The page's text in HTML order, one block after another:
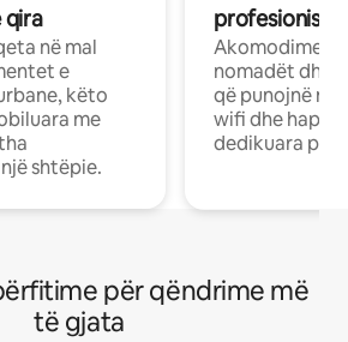
qira
në mal
e
këto
me
shtëpie.
Akomodime
nomadët dhe
që punojnë në
wifi dhe
dedikuara
për qëndrime më
të gjata